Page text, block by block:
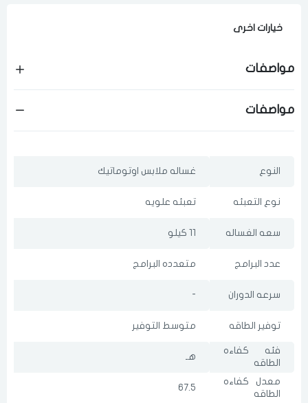
خيارات اخرى
مواصفات
مواصفات
النوع غساله ملابس اوتوماتيك
نوع التعبئه تعبئه علويه
سعه الغساله 11 كيلو
عدد البرامج متعدده البرامج
سرعه الدوران -
توفير الطاقه متوسط التوفير
فئه كفاءه
الطاقه
هـ
معدل كفاءه
الطاقه
67.5
مسح البيانات